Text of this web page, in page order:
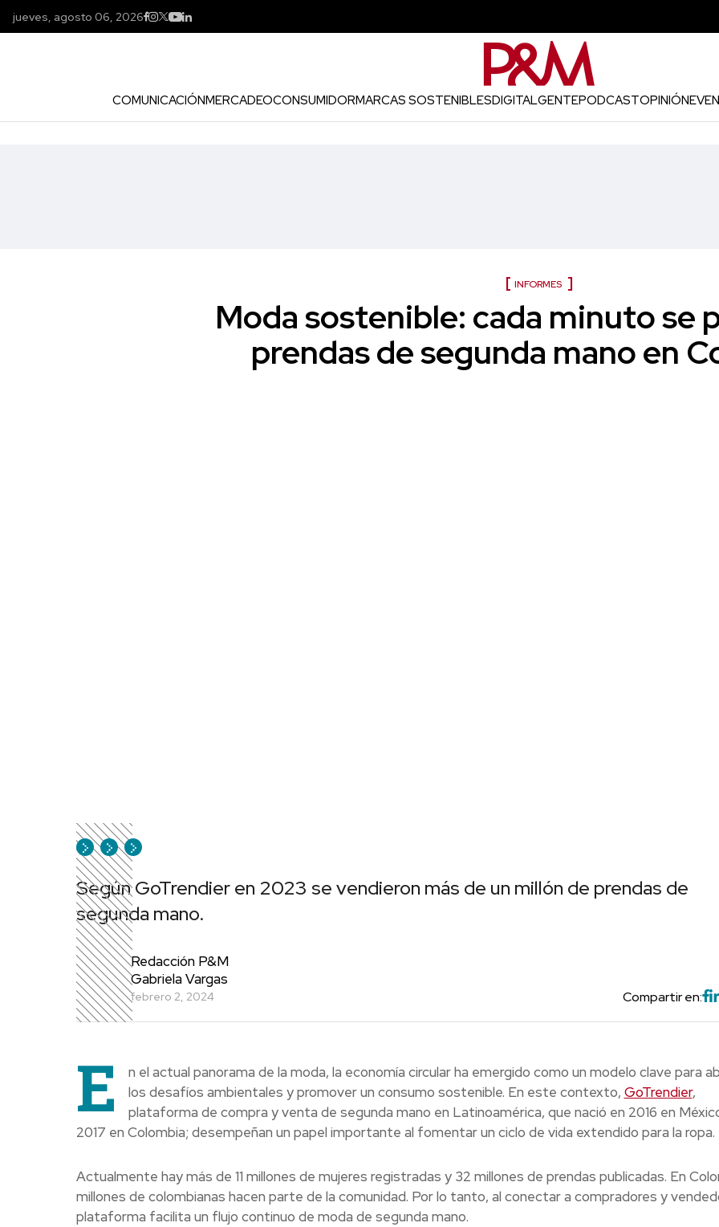
jueves, agosto 06, 2026
COMUNICACIÓNMERCADEOCONSUMIDORMARCAS SOSTENIBLESDIGITALGENTEPODCASTOPINIÓN
INFORMES
Moda sostenible: cada minuto se
prendas de segunda mano en
Según GoTrendier en 2023 se vendieron más de un millón de prendas de
segunda mano.
Redacción P&M
Gabriela Vargas
febrero 2, 2024 Compartir en:
E
n el actual panorama de la moda, la economía circular ha emergido como un modelo clave para
los desafíos ambientales y promover un consumo sostenible. En este contexto, GoTrendier,
plataforma de compra y venta de segunda mano en Latinoamérica, que nació en 2016 en
2017 en Colombia; desempeñan un papel importante al fomentar un ciclo de vida extendido para la ropa.
Actualmente hay más de 11 millones de mujeres registradas y 32 millones de prendas publicadas. En
millones de colombianas hacen parte de la comunidad. Por lo tanto, al conectar a compradores y
plataforma facilita un flujo continuo de moda de segunda mano.